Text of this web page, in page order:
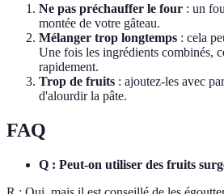
Ne pas préchauffer le four : un
montée de votre gâteau.
Mélanger trop longtemps : cela
Une fois les ingrédients combinés,
rapidement.
Trop de fruits : ajoutez-les avec
d'alourdir la pâte.
FAQ
Q : Peut-on utiliser des fruits